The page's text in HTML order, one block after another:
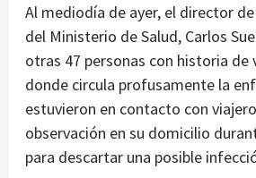
Al mediodía de ayer, el director
del Ministerio de Salud, Carlos
otras 47 personas con historia de
donde circula profusamente la
estuvieron en contacto con
observación en su domicilio
para descartar una posible